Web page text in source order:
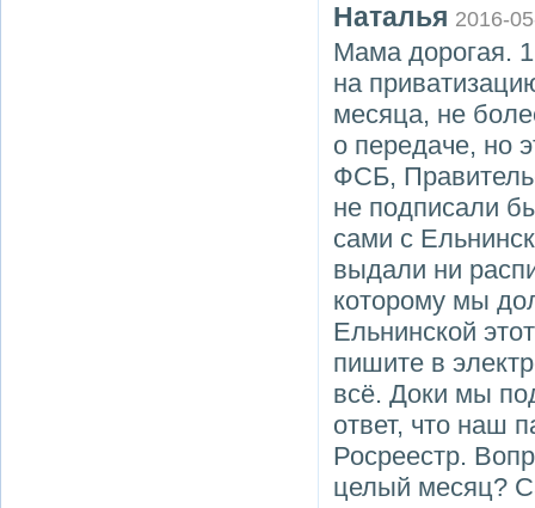
Наталья 2016-
Мама дорогая.
на
месяца, не
о передаче, но
ФСБ,
не подписали
сами с
выдали ни
которому мы
Ельнинской
пишите в
всё. Доки мы
ответ, что наш
Росреестр.
целый месяц?